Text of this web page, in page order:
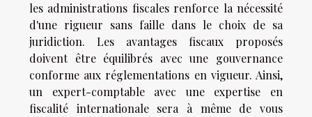
les administrations fiscales renforce la nécessité
d'une rigueur sans faille dans le choix de sa
juridiction. Les avantages fiscaux proposés
doivent être équilibrés avec une gouvernance
conforme aux réglementations en vigueur. Ainsi,
un expert-comptable avec une expertise en
fiscalité internationale sera à même de vous